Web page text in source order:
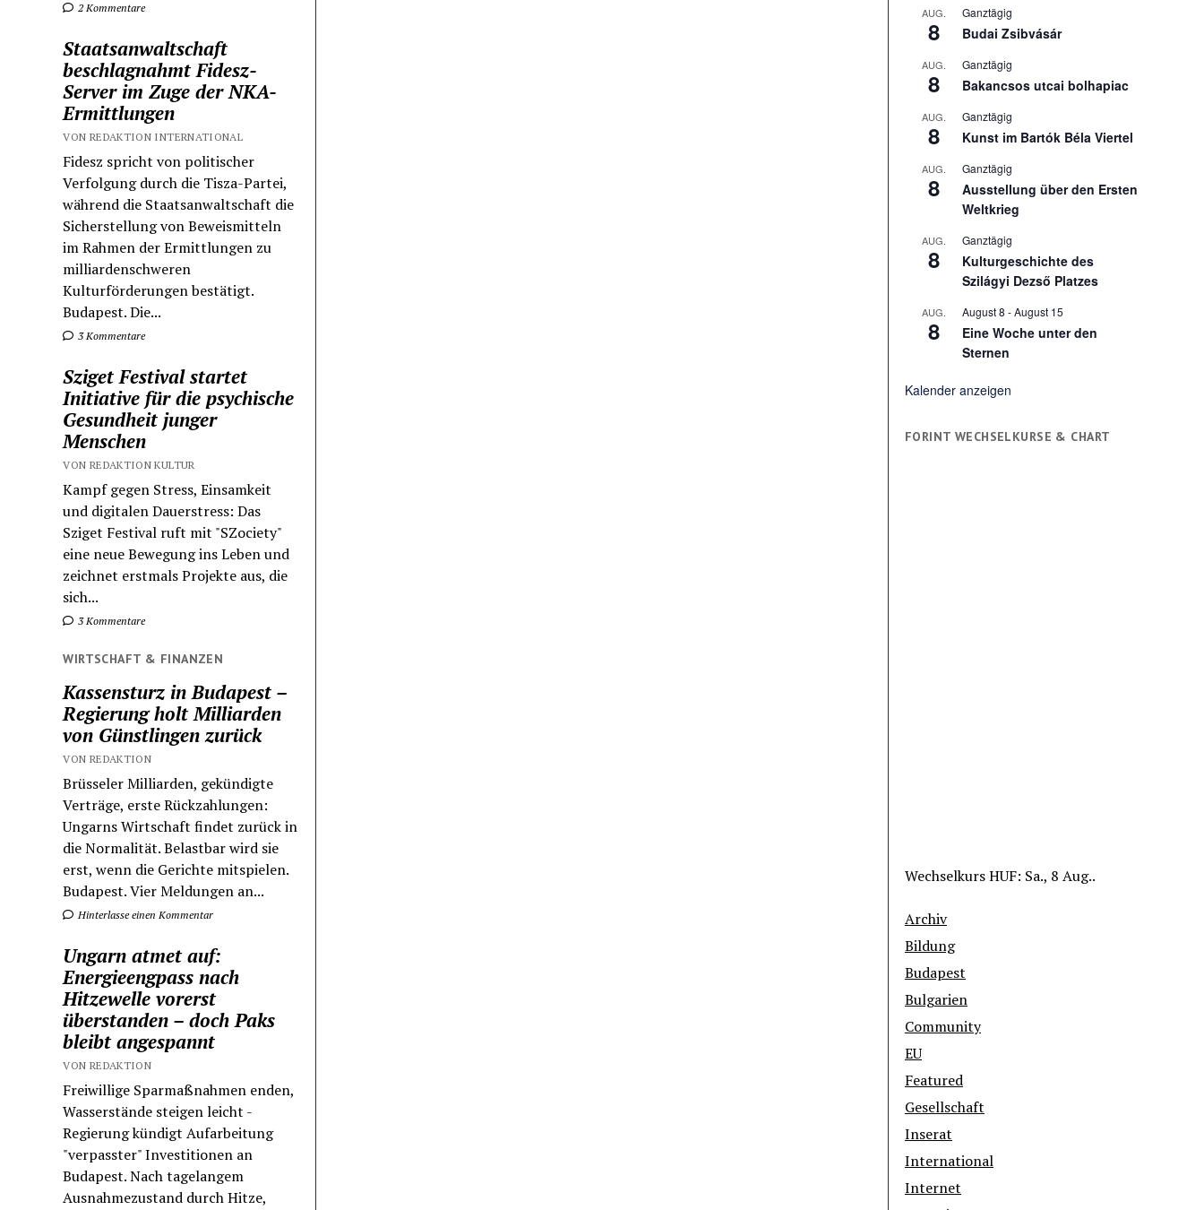
2 Kommentare
Staatsanwaltschaft
beschlagnahmt Fidesz-
Server im Zuge der NKA-
Ermittlungen
VON REDAKTION INTERNATIONAL
Fidesz spricht von politischer
Verfolgung durch die Tisza-Partei,
während die Staatsanwaltschaft die
Sicherstellung von Beweismitteln
im Rahmen der Ermittlungen zu
milliardenschweren
Kulturförderungen bestätigt.
Budapest. Die...
3 Kommentare
Sziget Festival startet
Initiative für die psychische
Gesundheit junger
Menschen
VON REDAKTION KULTUR
Kampf gegen Stress, Einsamkeit
und digitalen Dauerstress: Das
Sziget Festival ruft mit "SZociety"
eine neue Bewegung ins Leben und
zeichnet erstmals Projekte aus, die
sich...
3 Kommentare
WIRTSCHAFT & FINANZEN
Kassensturz in Budapest –
Regierung holt Milliarden
von Günstlingen zurück
VON REDAKTION
Brüsseler Milliarden, gekündigte
Verträge, erste Rückzahlungen:
Ungarns Wirtschaft findet zurück in
die Normalität. Belastbar wird sie
erst, wenn die Gerichte mitspielen.
Budapest. Vier Meldungen an...
Hinterlasse einen Kommentar
Ungarn atmet auf:
Energieengpass nach
Hitzewelle vorerst
überstanden – doch Paks
bleibt angespannt
VON REDAKTION
Freiwillige Sparmaßnahmen enden,
Wasserstände steigen leicht -
Regierung kündigt Aufarbeitung
"verpasster" Investitionen an
Budapest. Nach tagelangem
Ausnahmezustand durch Hitze,
AUG.
8
Ganztägig
Budai Zsibvásár
AUG.
8
Ganztägig
Bakancsos utcai bolhapiac
AUG.
8
Ganztägig
Kunst im Bartók Béla Viertel
AUG.
8
Ganztägig
Ausstellung über den Ersten
Weltkrieg
AUG.
8
Ganztägig
Kulturgeschichte des
Szilágyi Dezső Platzes
AUG.
8
August 8 -August 15
Eine Woche unter den
Sternen
Kalender anzeigen
FORINT WECHSELKURSE & CHART
WechselkursHUF: Sa., 8 Aug..
Archiv
Bildung
Budapest
Bulgarien
Community
EU
Featured
Gesellschaft
Inserat
International
Internet